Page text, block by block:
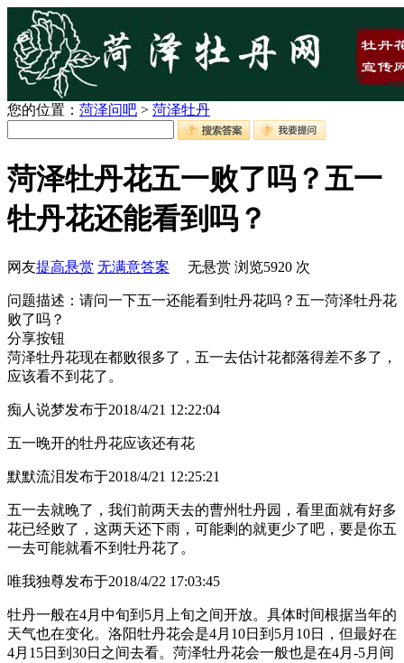
您的位置： 菏泽问吧 > 菏泽牡丹
菏泽牡丹花五一败了吗？五一
牡丹花还能看到吗？
网友提高悬赏 无满意答案 无悬赏 浏览5920 次
问题描述：请问一下五一还能看到牡丹花吗？五一菏泽牡丹花
败了吗？
分享按钮
菏泽牡丹花现在都败很多了，五一去估计花都落得差不多了，
应该看不到花了。
痴人说梦发布于2018/4/21 12:22:04
五一晚开的牡丹花应该还有花
默默流泪发布于2018/4/21 12:25:21
五一去就晚了，我们前两天去的曹州牡丹园，看里面就有好多
花已经败了，这两天还下雨，可能剩的就更少了吧，要是你五
一去可能就看不到牡丹花了。
唯我独尊发布于2018/4/22 17:03:45
牡丹一般在4月中旬到5月上旬之间开放。具体时间根据当年的
天气也在变化。洛阳牡丹花会是4月10日到5月10日，但最好在
4月15日到30日之间去看。菏泽牡丹花会一般也是在4月-5月间